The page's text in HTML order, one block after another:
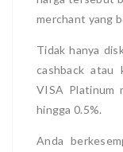
merchant yang
Tidak hanya
cashback atau
VISA Platinum
hingga 0.5%.
Anda